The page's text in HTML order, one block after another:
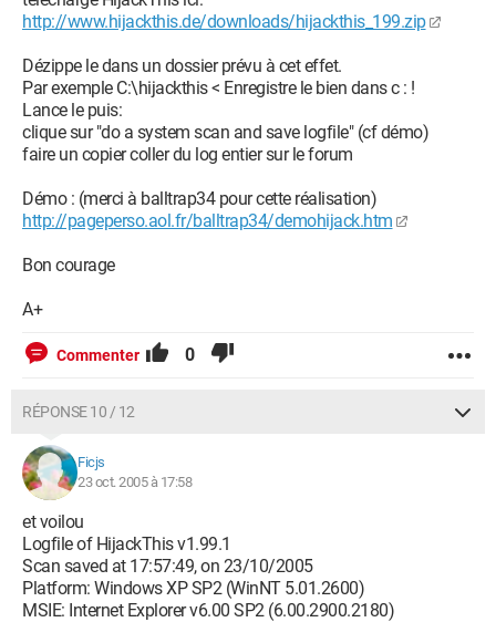
http://www.hijackthis.de/downloads/hijackthis_199.zip
Dézippe le dans un dossier prévu à cet effet.
Par exemple C:\hijackthis < Enregistre le bien dans c : !
Lance le puis:
clique sur "do a system scan and save logfile" (cf démo)
faire un copier coller du log entier sur le forum
Démo : (merci à balltrap34 pour cette réalisation)
http://pageperso.aol.fr/balltrap34/demohijack.htm
Bon courage
A+
Commenter 0
RÉPONSE 10 / 12
Ficjs
23 oct. 2005 à 17:58
et voilou
Logfile of HijackThis v1.99.1
Scan saved at 17:57:49, on 23/10/2005
Platform: Windows XP SP2 (WinNT 5.01.2600)
MSIE: Internet Explorer v6.00 SP2 (6.00.2900.2180)